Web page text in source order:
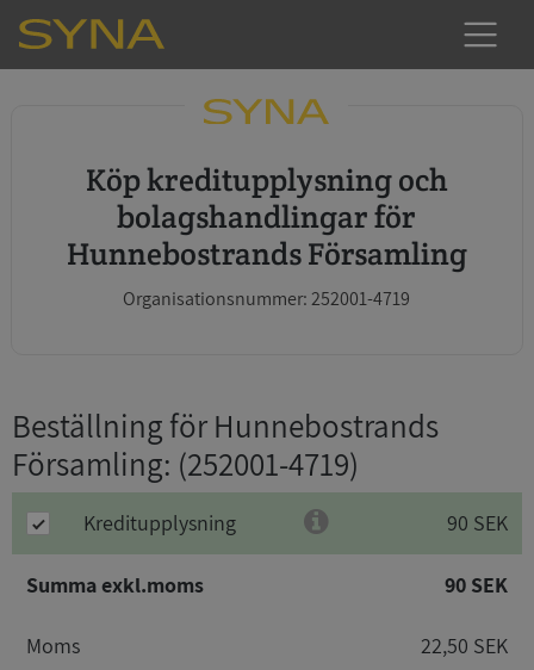
Köp kreditupplysning och
bolagshandlingar för
Hunnebostrands Församling
Organisationsnummer: 252001-4719
Beställning för Hunnebostrands
Församling: (252001-4719)
Kreditupplysning 90 SEK
Summa exkl.moms 90 SEK
Moms 22,50 SEK